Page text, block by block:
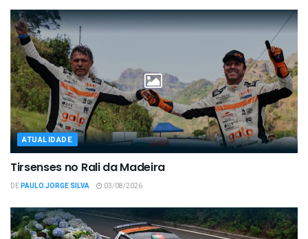
ATUALIDADE
Tirsenses no Rali da Madeira
DEPAULO JORGE SILVA 03/08/2026